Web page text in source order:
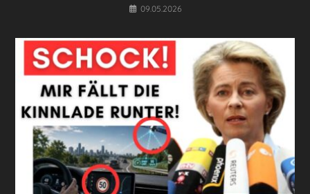
09.05.2026